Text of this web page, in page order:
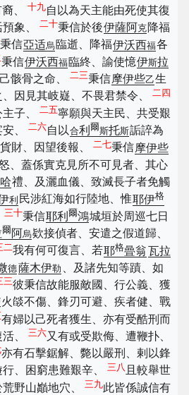
、 十九自以為天主能由死使其復
象、
二十秉信於後伊薩阿克 降福
秉信亞适烏臨逝、降福伊沃西福各
秉信伊沃西福臨終、諭使憶伊斯拉
骸骨之命、 二三秉信摩伊些乙生
因見其岐嶷、不畏君禁令、
二四
子、 二五寧願與天主民、共受艱
、
二六自以 合利 爾斯托斯詬誶為
財、因望後報、 二七秉信摩伊些
、蓋係實克見所不可見者、其心
哈禮、及灑血儀、致滅長子者免觸
利 民涉紅海如行陸地、惟耶伊格
三十秉信耶利 爾鴻城垣於周巡七日
爾 阿烏欵接偵者、安遣之假道歸、
二我有何可復言、若耶格曡翁瓦拉
德薩木伊勒
、及諸先知等蹟、如
三彼秉信故能服敵國、行公義、獲
燄不傷、鋒刃可避、疾者健、戰
有婦以己死者獲生、亦有受酷刑而
、
三六又有或受欺侮、遭鞭扑、
亦有石擊鋸解、斃以嚴刑、剌以鋒
、困窮患難艱辛、
三八 且較舉世
野山巓地穴、
三九此皆係誠信有